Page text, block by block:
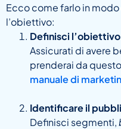
Ecco come farlo in
l’obiettivo:
Definisci
Assicurati di avere
prenderai da
manuale di
Identificare il
Definisci segmenti,